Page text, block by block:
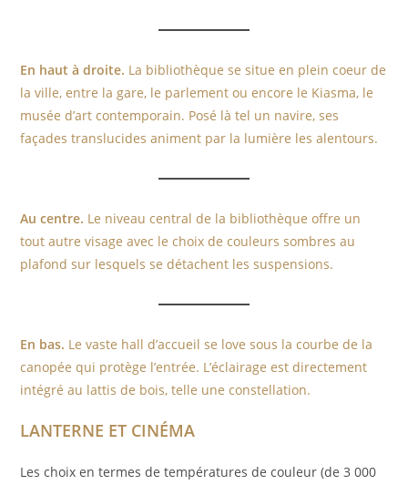
En haut à droite. La bibliothèque se situe en plein coeur de
la ville, entre la gare, le parlement ou encore le Kiasma, le
musée d’art contemporain. Posé là tel un navire, ses
façades translucides animent par la lumière les alentours.
Au centre. Le niveau central de la bibliothèque offre un
tout autre visage avec le choix de couleurs sombres au
plafond sur lesquels se détachent les suspensions.
En bas. Le vaste hall d’accueil se love sous la courbe de la
canopée qui protège l’entrée. L’éclairage est directement
intégré au lattis de bois, telle une constellation.
LANTERNE ET CINÉMA
Les choix en termes de températures de couleur (de 3 000